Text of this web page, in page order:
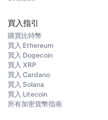
買入指引
購買比特幣
買入 Ethereum
買入 Dogecoin
買入 XRP
買入 Cardano
買入 Solana
買入 Litecoin
所有加密貨幣指南